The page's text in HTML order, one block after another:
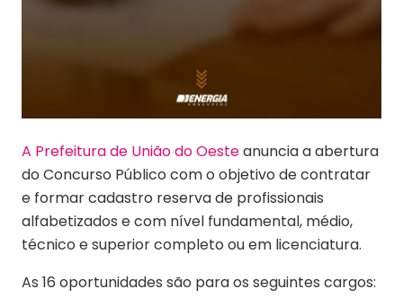
A Prefeitura de União do Oesteanuncia a abertura
do Concurso Público com o objetivo de contratar
e formar cadastro reserva de profissionais
alfabetizados e com nível fundamental, médio,
técnico e superior completo ou em licenciatura.
As 16 oportunidades são para os seguintes cargos: